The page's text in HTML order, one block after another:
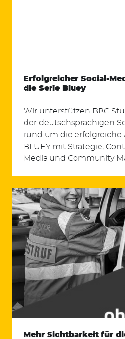
Erfolgreicher Social-
die Serie Bluey
Wir unterstützen BBC
der deutschsprachigen
rund um die erfolgreiche
BLUEY mit Strategie,
Media und Community
Mehr Sichtbarkeit für